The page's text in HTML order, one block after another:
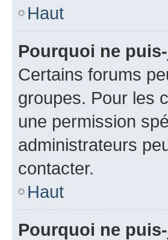
Haut
Pourquoi ne
Certains forums
groupes. Pour les
une permission
administrateurs
contacter.
Haut
Pourquoi ne